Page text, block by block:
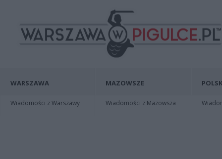
WARSZAWA
Wiadomości z Warszawy
MAZOWSZE
Wiadomości z Mazowsza